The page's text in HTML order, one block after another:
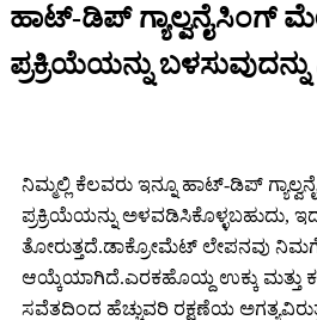
ಹಾಟ್-ಡಿಪ್ ಗ್ಯಾಲ್ವನೈಸಿಂಗ್
ಪ್ರಕ್ರಿಯೆಯನ್ನು ಬಳಸುವುದನ್ನು
ನಿಮ್ಮಲ್ಲಿ ಕೆಲವರು ಇನ್ನೂ ಹಾಟ್-ಡಿಪ್
ಪ್ರಕ್ರಿಯೆಯನ್ನು ಅಳವಡಿಸಿಕೊಳ್ಳಬಹುದು,
ತೋರುತ್ತದೆ.ಡಾಕ್ರೋಮೆಟ್ ಲೇಪನವು ನಿಮಗೆ
ಆಯ್ಕೆಯಾಗಿದೆ.ಎರಕಹೊಯ್ದ ಉಕ್ಕು ಮತ್ತು
ಸವೆತದಿಂದ ಹೆಚ್ಚುವರಿ ರಕ್ಷಣೆಯ